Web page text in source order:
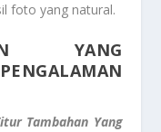
foto yang natural.
YANG
Tambahan Yang